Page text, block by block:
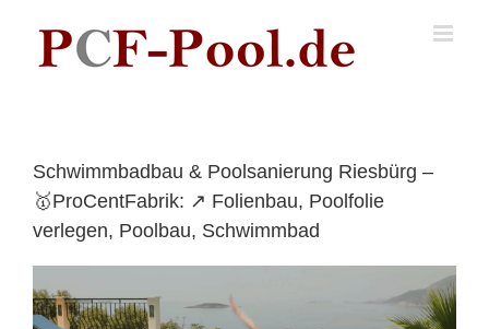
content
Schwimmbadbau & Poolsanierung Riesbürg –
🥇ProCentFabrik: ↗️ Folienbau, Poolfolie
verlegen, Poolbau, Schwimmbad